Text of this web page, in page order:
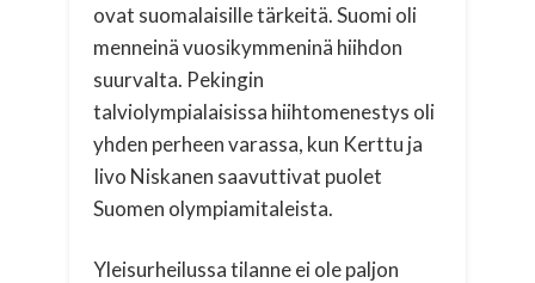
ovat suomalaisille tärkeitä. Suomi oli
menneinä vuosikymmeninä hiihdon
suurvalta. Pekingin
talviolympialaisissa hiihtomenestys oli
yhden perheen varassa, kun Kerttu ja
Iivo Niskanen saavuttivat puolet
Suomen olympiamitaleista.
Yleisurheilussa tilanne ei ole paljon